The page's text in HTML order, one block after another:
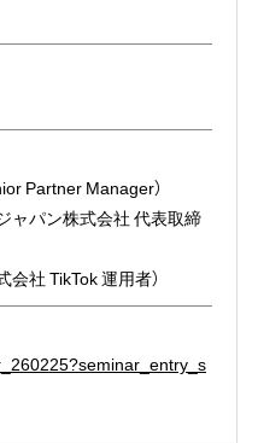
Partner Manager）
ャパン株式会社 代表取締
社 TikTok 運用者）